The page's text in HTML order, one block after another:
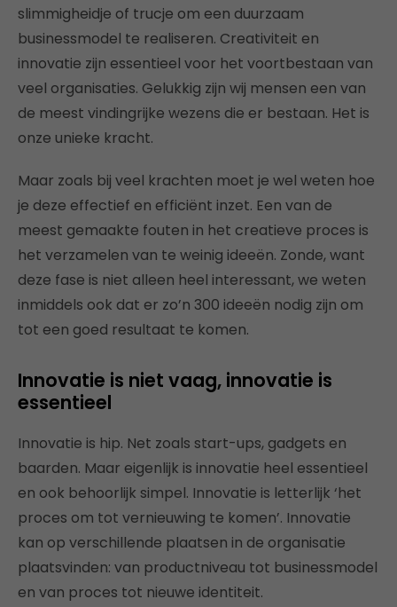
slimmigheidje of trucje om een duurzaam
businessmodel te realiseren. Creativiteit en
innovatie zijn essentieel voor het voortbestaan van
veel organisaties. Gelukkig zijn wij mensen een van
de meest vindingrijke wezens die er bestaan. Het is
onze unieke kracht.
Maar zoals bij veel krachten moet je wel weten hoe
je deze effectief en efficiënt inzet. Een van de
meest gemaakte fouten in het creatieve proces is
het verzamelen van te weinig ideeën. Zonde, want
deze fase is niet alleen heel interessant, we weten
inmiddels ook dat er zo’n 300 ideeën nodig zijn om
tot een goed resultaat te komen.
Innovatie is niet vaag, innovatie is
essentieel
Innovatie is hip. Net zoals start-ups, gadgets en
baarden. Maar eigenlijk is innovatie heel essentieel
en ook behoorlijk simpel. Innovatie is letterlijk ‘het
proces om tot vernieuwing te komen’. Innovatie
kan op verschillende plaatsen in de organisatie
plaatsvinden: van productniveau tot businessmodel
en van proces tot nieuwe identiteit.